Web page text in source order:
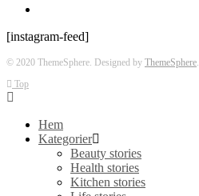
[instagram-feed]
© 2020 ThemeSphere. Designed by ThemeSphere.
Top
Hem
Kategorier
Beauty stories
Health stories
Kitchen stories